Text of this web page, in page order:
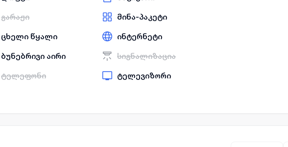
გარაჟი მინა-პაკეტი
ცხელი წყალი ინტერნეტი
ბუნებრივი აირი სიგნალიზაცია
ტელეფონი ტელევიზორი